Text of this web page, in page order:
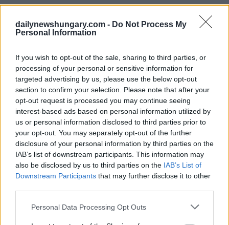
dailynewshungary.com - Do Not Process My
Personal Information
If you wish to opt-out of the sale, sharing to third parties, or
processing of your personal or sensitive information for
targeted advertising by us, please use the below opt-out
section to confirm your selection. Please note that after your
opt-out request is processed you may continue seeing
interest-based ads based on personal information utilized by
us or personal information disclosed to third parties prior to
your opt-out. You may separately opt-out of the further
disclosure of your personal information by third parties on the
IAB’s list of downstream participants. This information may
also be disclosed by us to third parties on the IAB’s List of
Downstream Participants that may further disclose it to other
Please note that this website/app uses one or more Google
Personal Data Processing Opt Outs
I clienti sono stati avvisati di non sorprendersi se incontrano
sottolineato che i gestori non devono essere incolpati della
situazione.